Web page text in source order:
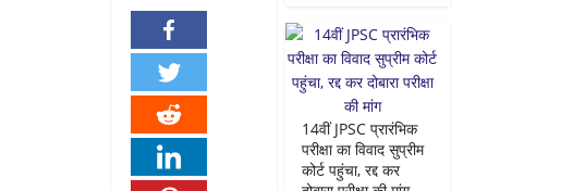
14वीं JPSC प्रारंभिक
परीक्षा का विवाद सुप्रीम
कोर्ट पहुंचा, रद्द कर